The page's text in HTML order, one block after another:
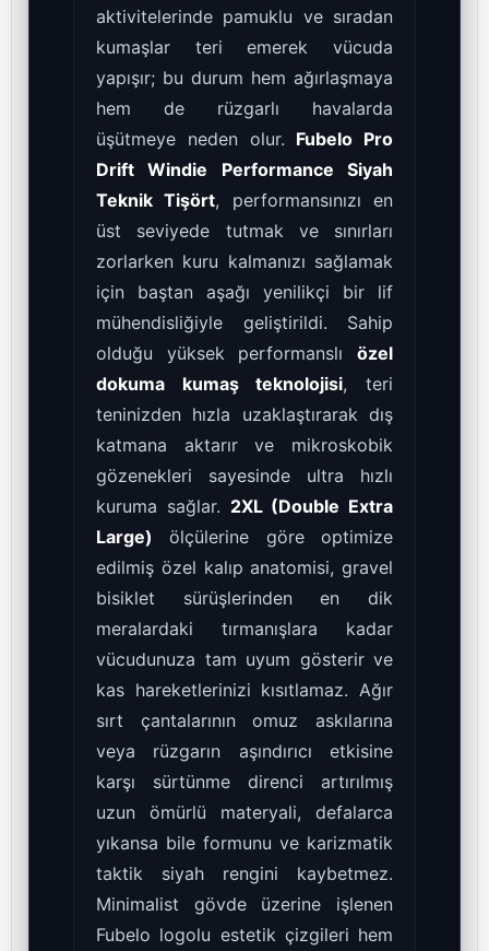
aktivitelerinde pamuklu ve sıradan
kumaşlar teri emerek vücuda
yapışır; bu durum hem ağırlaşmaya
hem de rüzgarlı havalarda
üşütmeye neden olur. Fubelo Pro
Drift Windie Performance Siyah
Teknik Tişört, performansınızı en
üst seviyede tutmak ve sınırları
zorlarken kuru kalmanızı sağlamak
için baştan aşağı yenilikçi bir lif
mühendisliğiyle geliştirildi. Sahip
olduğu yüksek performanslı özel
dokuma kumaş teknolojisi, teri
teninizden hızla uzaklaştırarak dış
katmana aktarır ve mikroskobik
gözenekleri sayesinde ultra hızlı
kuruma sağlar. 2XL (Double Extra
Large) ölçülerine göre optimize
edilmiş özel kalıp anatomisi, gravel
bisiklet sürüşlerinden en dik
meralardaki tırmanışlara kadar
vücudunuza tam uyum gösterir ve
kas hareketlerinizi kısıtlamaz. Ağır
sırt çantalarının omuz askılarına
veya rüzgarın aşındırıcı etkisine
karşı sürtünme direnci artırılmış
uzun ömürlü materyali, defalarca
yıkansa bile formunu ve karizmatik
taktik siyah rengini kaybetmez.
Minimalist gövde üzerine işlenen
Fubelo logolu estetik çizgileri hem